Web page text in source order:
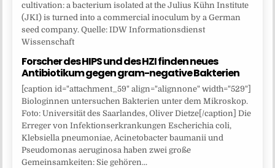
cultivation: a bacterium isolated at the Julius Kühn Institute
(JKI) is turned into a commercial inoculum by a German
seed company. Quelle: IDW Informationsdienst
Wissenschaft
Forscher des HIPS und des HZI finden neues
Antibiotikum gegen gram-negative Bakterien
[caption id="attachment_59" align="alignnone" width="529"]
Biologinnen untersuchen Bakterien unter dem Mikroskop.
Foto: Universität des Saarlandes, Oliver Dietze[/caption] Die
Erreger von Infektionserkrankungen Escherichia coli,
Klebsiella pneumoniae, Acinetobacter baumanii und
Pseudomonas aeruginosa haben zwei große
Gemeinsamkeiten: Sie gehören...